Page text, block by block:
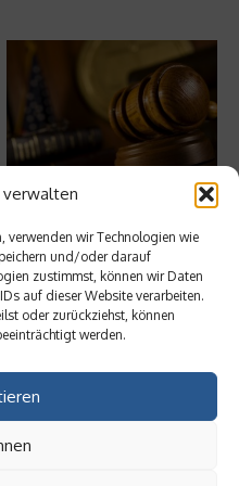
verwalten
verwenden wir Technologien wie
und/oder darauf
zustimmst, können wir Daten
auf dieser Website verarbeiten.
oder zurückziehst, können
werden.
Rechtssicherheit für
Streitfälle zu ...
18. März 2025
noch ein praktikables